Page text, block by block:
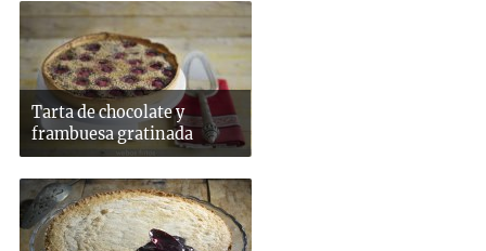
Tarta de chocolate y
frambuesa gratinada